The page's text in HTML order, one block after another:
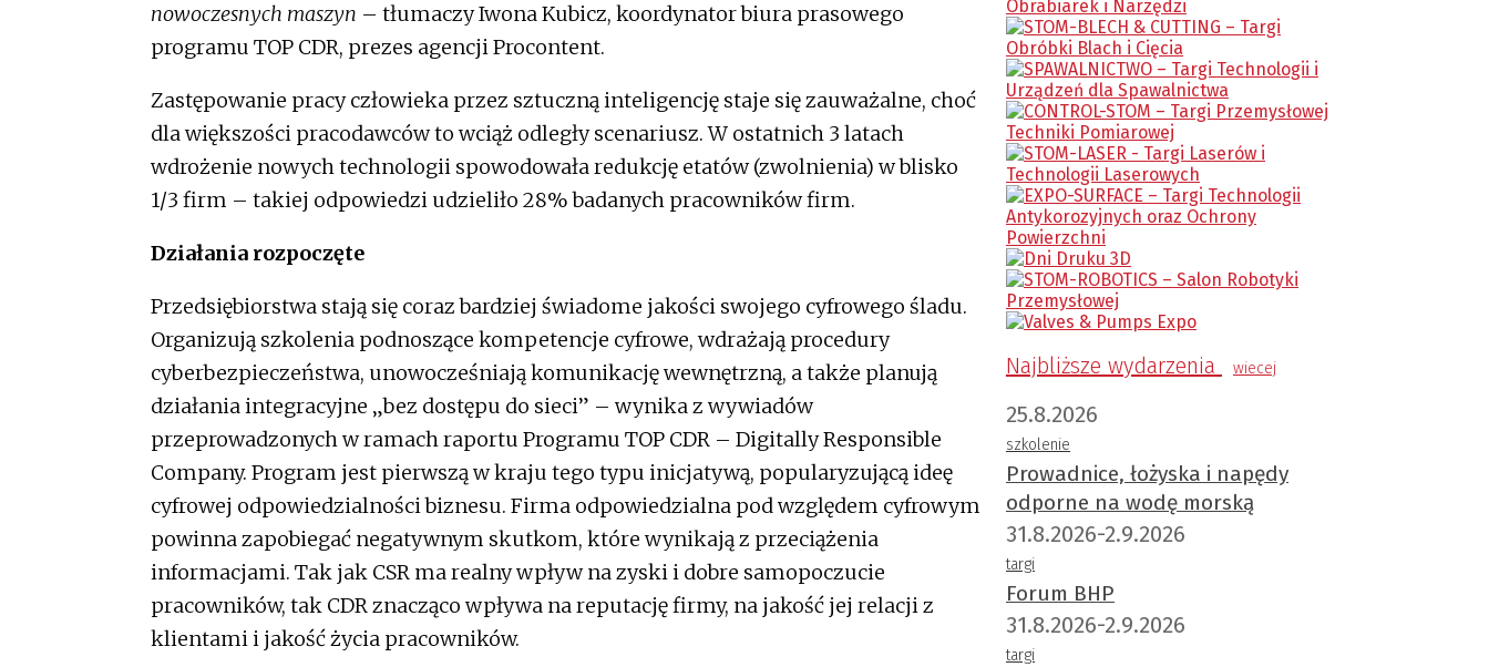
nowoczesnych maszyn – tłumaczy Iwona Kubicz, koordynator biura prasowego
programu TOP CDR, prezes agencji Procontent.
Zastępowanie pracy człowieka przez sztuczną inteligencję staje się zauważalne, choć
dla większości pracodawców to wciąż odległy scenariusz. W ostatnich 3 latach
wdrożenie nowych technologii spowodowała redukcję etatów (zwolnienia) w blisko
1/3 firm – takiej odpowiedzi udzieliło 28% badanych pracowników firm.
Działania rozpoczęte
Przedsiębiorstwa stają się coraz bardziej świadome jakości swojego cyfrowego śladu.
Organizują szkolenia podnoszące kompetencje cyfrowe, wdrażają procedury
cyberbezpieczeństwa, unowocześniają komunikację wewnętrzną, a także planują
działania integracyjne „bez dostępu do sieci” – wynika z wywiadów
przeprowadzonych w ramach raportu Programu TOP CDR – Digitally Responsible
Company. Program jest pierwszą w kraju tego typu inicjatywą, popularyzującą ideę
cyfrowej odpowiedzialności biznesu. Firma odpowiedzialna pod względem cyfrowym
powinna zapobiegać negatywnym skutkom, które wynikają z przeciążenia
informacjami. Tak jak CSR ma realny wpływ na zyski i dobre samopoczucie
pracowników, tak CDR znacząco wpływa na reputację firmy, na jakość jej relacji z
klientami i jakość życia pracowników.
Najbliższe wydarzenia wiecej
25.8.2026
szkolenie
Prowadnice, łożyska i napędy
odporne na wodę morską
31.8.2026-2.9.2026
targi
Forum BHP
31.8.2026-2.9.2026
targi